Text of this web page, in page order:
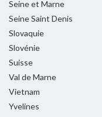
Seine et Marne
Seine Saint Denis
Slovaquie
Slovénie
Suisse
Val de Marne
Vietnam
Yvelines